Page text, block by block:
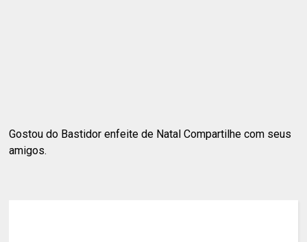
Gostou do Bastidor enfeite de Natal Compartilhe com seus
amigos.